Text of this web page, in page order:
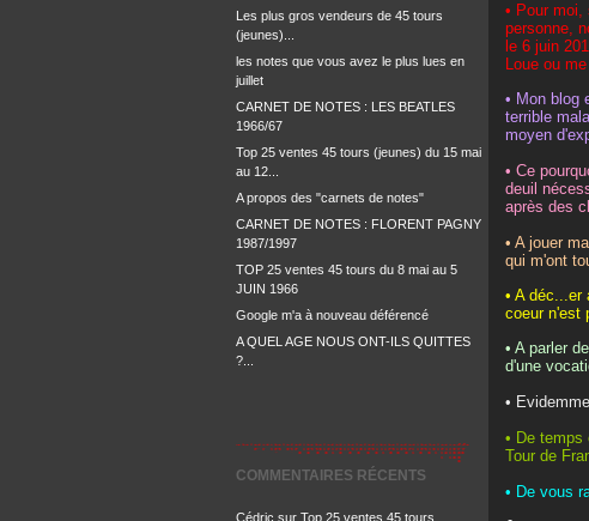
Les plus gros vendeurs de 45 tours
(jeunes)...
les notes que vous avez le plus lues en
juillet
CARNET DE NOTES : LES BEATLES
1966/67
Top 25 ventes 45 tours (jeunes) du 15 mai
au 12...
A propos des "carnets de notes"
CARNET DE NOTES : FLORENT PAGNY
1987/1997
TOP 25 ventes 45 tours du 8 mai au 5
JUIN 1966
Google m'a à nouveau déférencé
A QUEL AGE NOUS ONT-ILS QUITTES
?...
COMMENTAIRES RÉCENTS
Cédric sur Top 25 ventes 45 tours
• Pour
personne,
le 6 juin
Loue ou
• Mon blog
terrible
moyen
• Ce
deuil
après des
• A jouer
qui m'ont
• A
coeur n'est
• A parler
d'une
•
• De
Tour de
• De vous